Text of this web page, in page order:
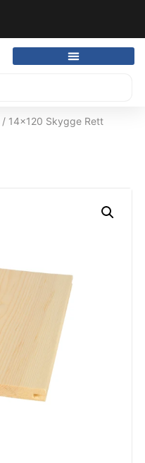
/ 14x120 Skygge Rett